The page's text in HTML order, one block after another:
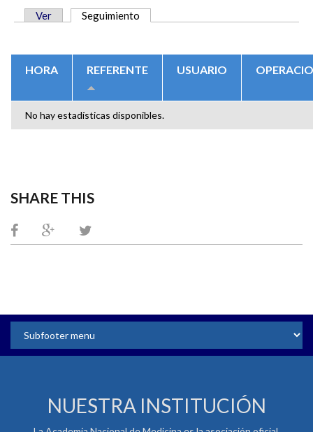
Ver Seguimiento
HORA REFERENTE USUARIO
No hay estadísticas disponibles.
SHARE THIS
NUESTRA INSTITUCIÓN